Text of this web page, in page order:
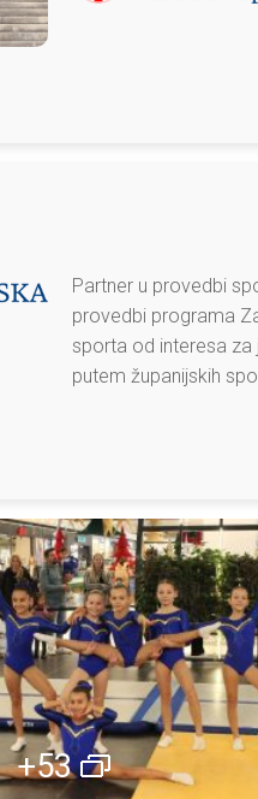
Partner u provedbi
provedbi programa
sporta od interesa za
putem županijskih
+53